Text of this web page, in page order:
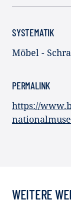
SYSTEMATIK
Möbel -
PERMALINK
https://
WEITERE